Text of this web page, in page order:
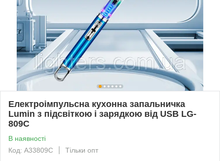
Електроімпульсна кухонна запальничка
Lumin з підсвіткою і зарядкою від USB LG-
809C
В наявності
Код: A33809C
Тільки опт